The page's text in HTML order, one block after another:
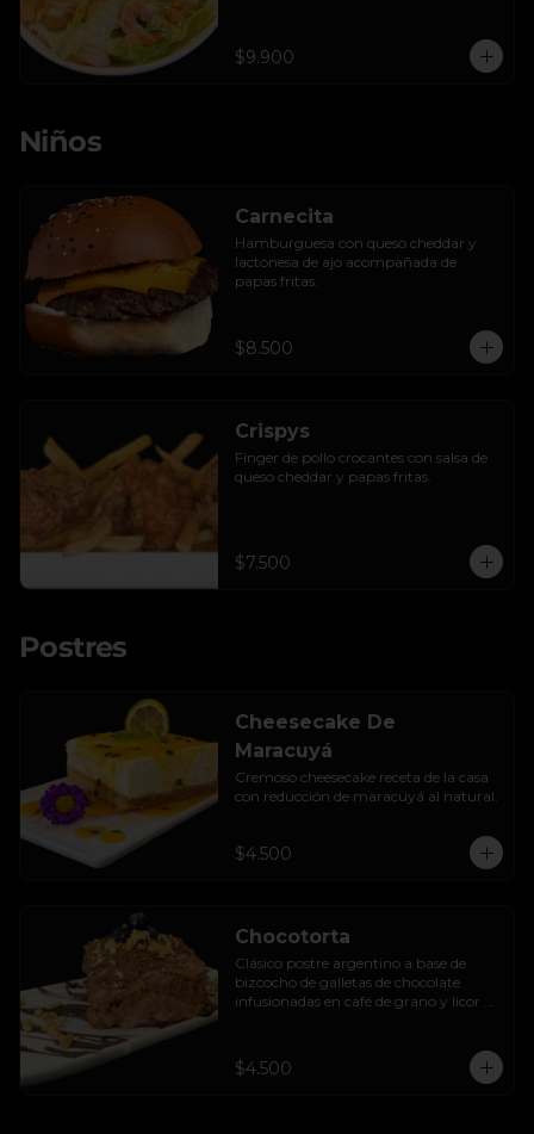
$9.900
Niños
Carnecita
Hamburguesa con queso cheddar y
lactonesa de ajo acompañada de
papas fritas.
$8.500
Crispys
Finger de pollo crocantes con salsa de
queso cheddar y papas fritas.
$7.500
Postres
Cheesecake De
Maracuyá
Cremoso cheesecake receta de la casa
con reducción de maracuyá al natural.
$4.500
Chocotorta
Clásico postre argentino a base de
bizcocho de galletas de chocolate
infusionadas en café de grano y licor de
$4.500